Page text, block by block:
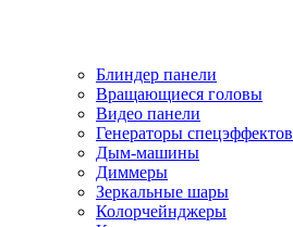
Блиндер панели
Вращающиеся головы
Видео панели
Генераторы спецэффектов
Дым-машины
Диммеры
Зеркальные шары
Колорчейнджеры